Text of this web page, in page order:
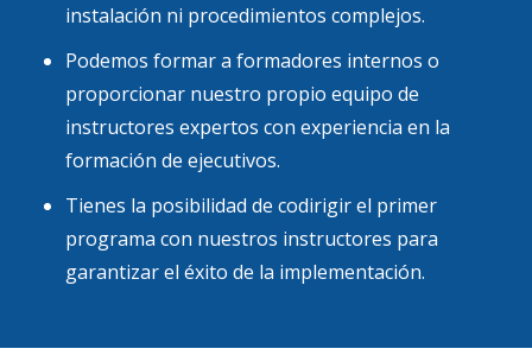
instalación ni procedimientos complejos.
Podemos formar a formadores internos o
proporcionar nuestro propio equipo de
instructores expertos con experiencia en la
formación de ejecutivos.
Tienes la posibilidad de codirigir el primer
programa con nuestros instructores para
garantizar el éxito de la implementación.